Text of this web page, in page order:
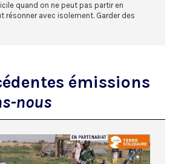
quand on ne peut pas partir en
résonner avec isolement. Garder des
émissions
nous